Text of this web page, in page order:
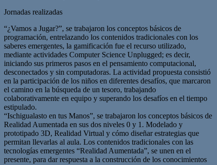
Jornadas realizadas
“¿Vamos a Jugar?”, se trabajaron los conceptos básicos de
programación, entrelazando los contenidos tradicionales con los
saberes emergentes, la gamificación fue el recurso utilizado,
mediante actividades Computer Science Unplugged; es decir,
iniciando sus primeros pasos en el pensamiento computacional,
desconectados y sin computadoras. La actividad propuesta consistió
en la participación de los niños en diferentes desafíos, que marcaron
el camino en la búsqueda de un tesoro, trabajando
colaborativamente en equipo y superando los desafíos en el tiempo
estipulado.
“Ischigualasto en tus Manos”, se trabajaron los conceptos básicos de
Realidad Aumentada en sus dos niveles 0 y 1. Modelado y
prototipado 3D, Realidad Virtual y cómo diseñar estrategias que
permitan llevarlas al aula. Los contenidos tradicionales con las
tecnologías emergentes “Realidad Aumentada”, se unen en el
presente, para dar respuesta a la construcción de los conocimientos